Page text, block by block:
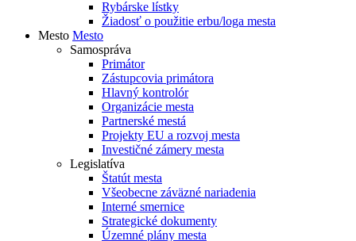
Rybárske lístky
Žiadosť o použitie erbu/loga mesta
Mesto Mesto
Samospráva
Primátor
Zástupcovia primátora
Hlavný kontrolór
Organizácie mesta
Partnerské mestá
Projekty EU a rozvoj mesta
Investičné zámery mesta
Legislatíva
Štatút mesta
Všeobecne záväzné nariadenia
Interné smernice
Strategické dokumenty
Územné plány mesta